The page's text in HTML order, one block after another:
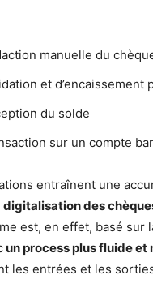
manuelle du
et d’encaissement
du solde
sur un compte
entraînent une
digitalisation des
est, en effet, basé sur
un process plus fluide
les entrées et les sorties